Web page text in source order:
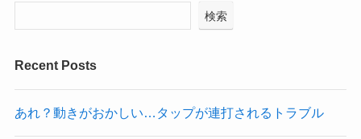
検索
Recent Posts
あれ？動きがおかしい…タップが連打されるトラブル